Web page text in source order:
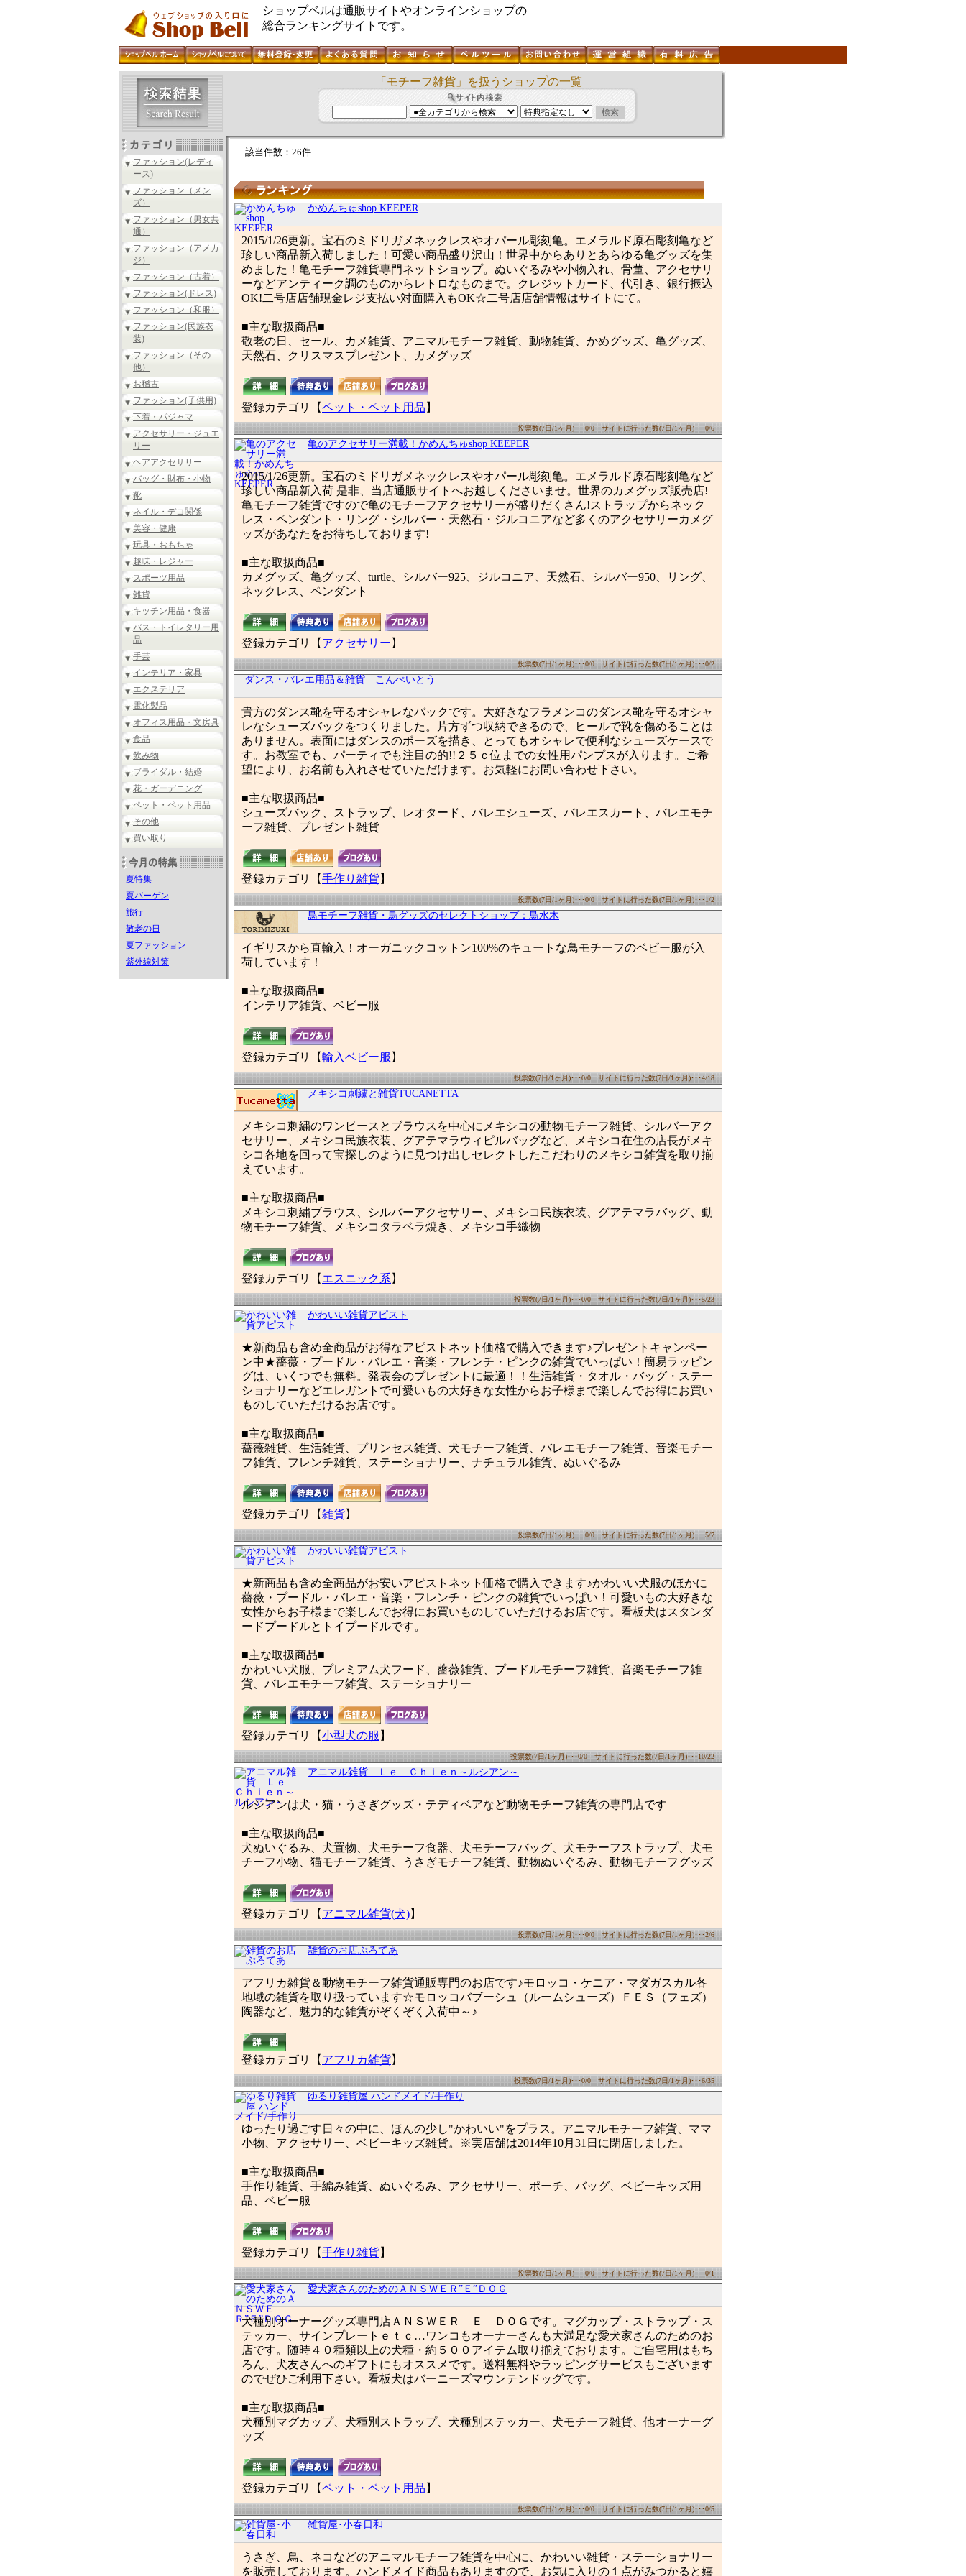
ショップベルは通販サイトやオンラインショップの
総合ランキングサイトです。
ファッション(レディ
ース)
ファッション（メン
ズ）
ファッション（男女共
通）
ファッション（アメカ
ジ）
ファッション（古着）
ファッション(ドレス)
ファッション（和服）
ファッション(民族衣
装)
ファッション（その
他）
お稽古
ファッション(子供用)
下着・パジャマ
アクセサリー・ジュエ
リー
ヘアアクセサリー
バッグ・財布・小物
靴
ネイル・デコ関係
美容・健康
玩具・おもちゃ
趣味・レジャー
スポーツ用品
雑貨
キッチン用品・食器
バス・トイレタリー用
品
手芸
インテリア・家具
エクステリア
電化製品
オフィス用品・文房具
食品
飲み物
ブライダル・結婚
花・ガーデニング
ペット・ペット用品
その他
買い取り
夏特集
夏バーゲン
旅行
敬老の日
夏ファッション
紫外線対策
「モチーフ雑貨」を扱うショップの一覧
該当件数：26件
かめんちゅshop KEEPER
2015/1/26更新。宝石のミドリガメネックレスやオパール彫刻亀。エメラルド原石彫刻亀など
珍しい商品新入荷しました！可愛い商品盛り沢山！世界中からありとあらゆる亀グッズを集
めました！亀モチーフ雑貨専門ネットショップ。ぬいぐるみや小物入れ、骨董、アクセサリ
ーなどアンティーク調のものからレトロなものまで。クレジットカード、代引き、銀行振込
OK!二号店店舗現金レジ支払い対面購入もOK☆二号店店舗情報はサイトにて。
■主な取扱商品■
敬老の日、セール、カメ雑貨、アニマルモチーフ雑貨、動物雑貨、かめグッズ、亀グッズ、
天然石、クリスマスプレゼント、カメグッズ
登録カテゴリ【ペット・ペット用品 】
投票数(7日/1ヶ月)･･･0/0 サイトに行った数(7日/1ヶ月)･･･0/6
亀のアクセサリー満載！かめんちゅshop KEEPER
2015/1/26更新。宝石のミドリガメネックレスやオパール彫刻亀。エメラルド原石彫刻亀など
珍しい商品新入荷 是非、当店通販サイトへお越しくださいませ。世界のカメグッズ販売店!
亀モチーフ雑貨ですので亀のモチーフアクセサリーが盛りだくさん!ストラップからネック
レス・ペンダント・リング・シルバー・天然石・ジルコニアなど多くのアクセサリーカメグ
ッズがあなたをお待ちしております!
■主な取扱商品■
カメグッズ、亀グッズ、turtle、シルバー925、ジルコニア、天然石、シルバー950、リング、
ネックレス、ペンダント
登録カテゴリ【 アクセサリー 】
投票数(7日/1ヶ月)･･･0/0 サイトに行った数(7日/1ヶ月)･･･0/2
ダンス・バレエ用品＆雑貨 こんぺいとう
貴方のダンス靴を守るオシャレなバックです。大好きなフラメンコのダンス靴を守るオシャ
レなシューズバックをつくりました。片方ずつ収納できるので、ヒールで靴を傷めることは
ありません。表面にはダンスのポーズを描き、とってもオシャレで便利なシューズケースで
す。お教室でも、パーティでも注目の的!!２５ｃ位までの女性用パンプスが入ります。ご希
望により、お名前も入れさせていただけます。お気軽にお問い合わせ下さい。
■主な取扱商品■
シューズバック、ストラップ、レオタード、バレエシューズ、バレエスカート、バレエモチ
ーフ雑貨、プレゼント雑貨
登録カテゴリ【手作り雑貨】
投票数(7日/1ヶ月)･･･0/0 サイトに行った数(7日/1ヶ月)･･･1/2
鳥モチーフ雑貨・鳥グッズのセレクトショップ：鳥水木
イギリスから直輸入！オーガニックコットン100%のキュートな鳥モチーフのベビー服が入
荷しています！
■主な取扱商品■
インテリア雑貨、ベビー服
登録カテゴリ【輸入ベビー服 】
投票数(7日/1ヶ月)･･･0/0 サイトに行った数(7日/1ヶ月)･･･4/18
メキシコ刺繍と雑貨TUCANETTA
メキシコ刺繍のワンピースとブラウスを中心にメキシコの動物モチーフ雑貨、シルバーアク
セサリー、メキシコ民族衣装、グアテマラウィピルバッグなど、メキシコ在住の店長がメキ
シコ各地を回って宝探しのように見つけ出しセレクトしたこだわりのメキシコ雑貨を取り揃
えています。
■主な取扱商品■
メキシコ刺繍ブラウス、シルバーアクセサリー、メキシコ民族衣装、グアテマラバッグ、動
物モチーフ雑貨、メキシコタラベラ焼き、メキシコ手織物
登録カテゴリ【 エスニック系】
投票数(7日/1ヶ月)･･･0/0 サイトに行った数(7日/1ヶ月)･･･5/23
かわいい雑貨アピスト
★新商品も含め全商品がお得なアピストネット価格で購入できます♪プレゼントキャンペー
ン中★薔薇・プードル・バレエ・音楽・フレンチ・ピンクの雑貨でいっぱい！簡易ラッピン
グは、いくつでも無料。発表会のプレゼントに最適！！生活雑貨・タオル・バッグ・ステー
ショナリーなどエレガントで可愛いもの大好きな女性からお子様まで楽しんでお得にお買い
ものしていただけるお店です。
■主な取扱商品■
薔薇雑貨、生活雑貨、プリンセス雑貨、犬モチーフ雑貨、バレエモチーフ雑貨、音楽モチー
フ雑貨、フレンチ雑貨、ステーショナリー、ナチュラル雑貨、ぬいぐるみ
登録カテゴリ【雑貨】
投票数(7日/1ヶ月)･･･0/0 サイトに行った数(7日/1ヶ月)･･･5/7
かわいい雑貨アピスト
★新商品も含め全商品がお安いアピストネット価格で購入できます♪かわいい犬服のほかに
薔薇・プードル・バレエ・音楽・フレンチ・ピンクの雑貨でいっぱい！可愛いもの大好きな
女性からお子様まで楽しんでお得にお買いものしていただけるお店です。看板犬はスタンダ
ードプードルとトイプードルです。
■主な取扱商品■
かわいい犬服、プレミアム犬フード、薔薇雑貨、プードルモチーフ雑貨、音楽モチーフ雑
貨、バレエモチーフ雑貨、ステーショナリー
登録カテゴリ【小型犬の服 】
投票数(7日/1ヶ月)･･･0/0 サイトに行った数(7日/1ヶ月)･･･10/22
アニマル雑貨 Ｌｅ Ｃｈｉｅｎ～ルシアン～
ルシアンは犬・猫・うさぎグッズ・テディベアなど動物モチーフ雑貨の専門店です
■主な取扱商品■
犬ぬいぐるみ、犬置物、犬モチーフ食器、犬モチーフバッグ、犬モチーフストラップ、犬モ
チーフ小物、猫モチーフ雑貨、うさぎモチーフ雑貨、動物ぬいぐるみ、動物モチーフグッズ
登録カテゴリ【 アニマル雑貨(犬)】
投票数(7日/1ヶ月)･･･0/0 サイトに行った数(7日/1ヶ月)･･･2/6
雑貨のお店ぷろてあ
アフリカ雑貨＆動物モチーフ雑貨通販専門のお店です♪モロッコ・ケニア・マダガスカル各
地域の雑貨を取り扱っています☆モロッコバブーシュ（ルームシューズ）ＦＥＳ（フェズ）
陶器など、魅力的な雑貨がぞくぞく入荷中～♪
登録カテゴリ【 アフリカ雑貨】
投票数(7日/1ヶ月)･･･0/0 サイトに行った数(7日/1ヶ月)･･･6/35
ゆるり雑貨屋 ハンドメイド/手作り
ゆったり過ごす日々の中に、ほんの少し"かわいい"をプラス。アニマルモチーフ雑貨、ママ
小物、アクセサリー、ベビーキッズ雑貨。※実店舗は2014年10月31日に閉店しました。
■主な取扱商品■
手作り雑貨、手編み雑貨、ぬいぐるみ、アクセサリー、ポーチ、バッグ、ベビーキッズ用
品、ベビー服
登録カテゴリ【手作り雑貨】
投票数(7日/1ヶ月)･･･0/0 サイトに行った数(7日/1ヶ月)･･･0/1
愛犬家さんのためのＡＮＳＷＥＲ”Ｅ”ＤＯＧ
犬種別オーナーグッズ専門店ＡＮＳＷＥＲ Ｅ ＤＯＧです。マグカップ・ストラップ・ス
テッカー、サインプレートｅｔｃ…ワンコもオーナーさんも大満足な愛犬家さんのためのお
店です。随時４０種類以上の犬種・約５００アイテム取り揃えております。ご自宅用はもち
ろん、犬友さんへのギフトにもオススメです。送料無料やラッピングサービスもございます
のでぜひご利用下さい。看板犬はバーニーズマウンテンドッグです。
■主な取扱商品■
犬種別マグカップ、犬種別ストラップ、犬種別ステッカー、犬モチーフ雑貨、他オーナーグ
ッズ
登録カテゴリ【ペット・ペット用品 】
投票数(7日/1ヶ月)･･･0/0 サイトに行った数(7日/1ヶ月)･･･0/5
雑貨屋･小春日和
うさぎ、鳥、ネコなどのアニマルモチーフ雑貨を中心に、かわいい雑貨・ステーショナリー
を販売しております。ハンドメイド商品もありますので、お気に入りの１点がみつかると嬉